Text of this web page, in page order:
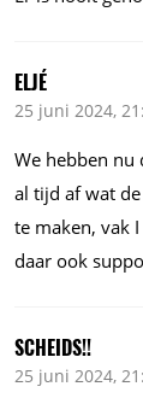
ELJÉ
25 juni 2024,
We hebben nu
al tijd af wat
te maken, vak
daar ook
SCHEIDS!!
25 juni 2024,